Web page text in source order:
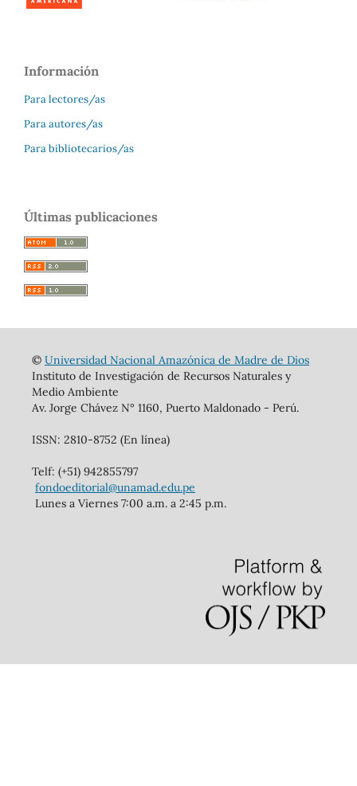
Información
Para lectores/as
Para autores/as
Para bibliotecarios/as
Últimas publicaciones
© Universidad Nacional Amazónica de Madre de Dios
Instituto de Investigación de Recursos Naturales y
Medio Ambiente
Av. Jorge Chávez N° 1160, Puerto Maldonado - Perú.
ISSN: 2810-8752 (En línea)
Telf: (+51) 942855797
fondoeditorial@unamad.edu.pe
Lunes a Viernes 7:00 a.m. a 2:45 p.m.